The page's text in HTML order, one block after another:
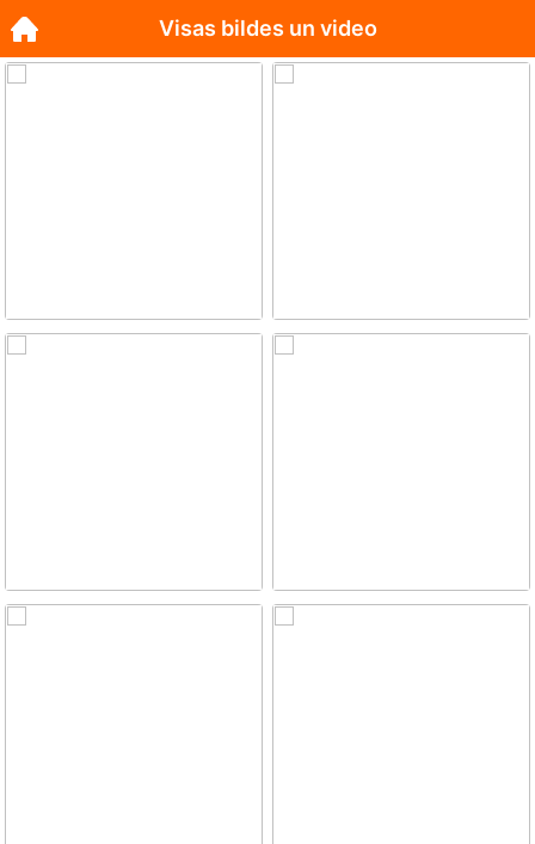
Visas bildes un video